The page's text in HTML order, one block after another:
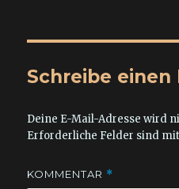
Schreibe
Deine E-Mail-Adresse wird
Erforderliche Felder sind mit
KOMMENTAR *